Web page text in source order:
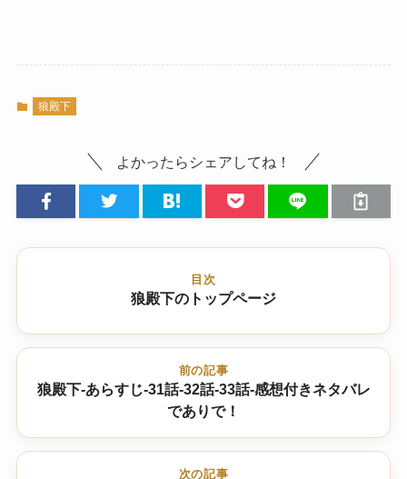
狼殿下
よかったらシェアしてね！
目次
狼殿下のトップページ
前の記事
狼殿下-あらすじ-31話-32話-33話-感想付きネタバレ
でありで！
次の記事